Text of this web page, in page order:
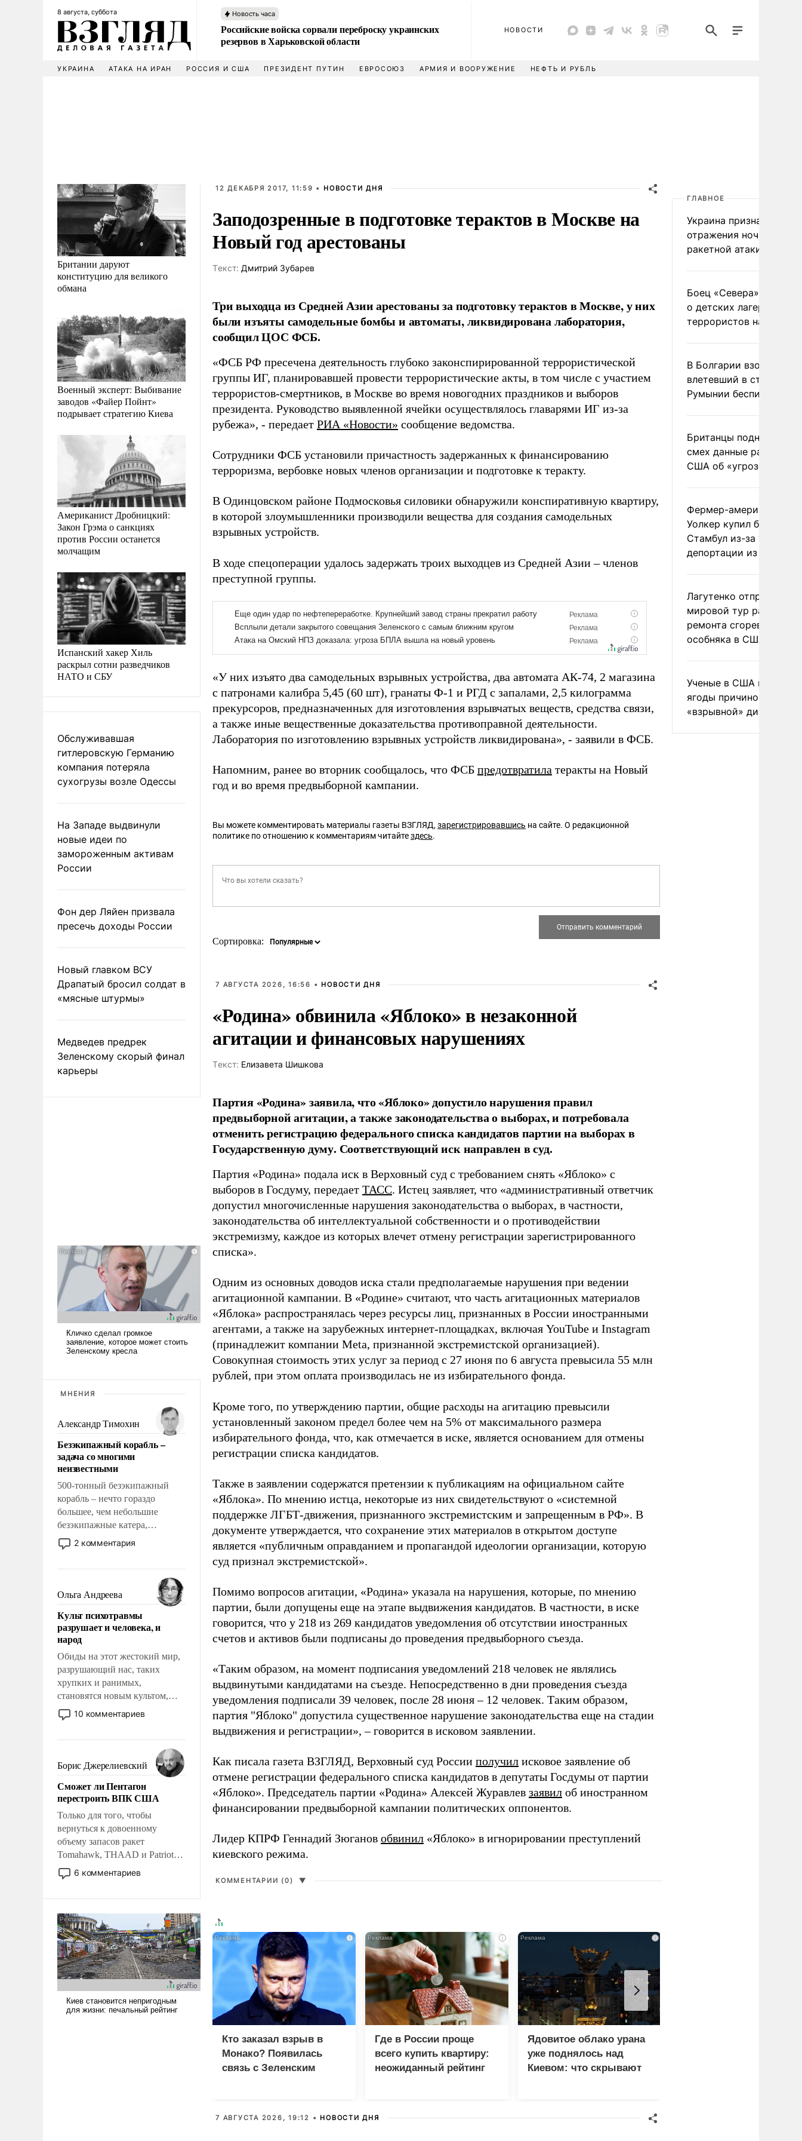
8 августа, суббота Новость часа
Российские войска сорвали переброску украинских
резервов в Харьковской области
НОВОСТИ
УКРАИНА АТАКА НА ИРАН РОССИЯ И США ПРЕЗИДЕНТ ПУТИН ЕВРОСОЮЗ АРМИЯ И ВООРУЖЕНИЕ НЕФТЬ И РУБЛЬ
Британии даруют
конституцию для великого
обмана
Военный эксперт: Выбивание
заводов «Файер Пойнт»
подрывает стратегию Киева
Американист Дробницкий:
Закон Грэма о санкциях
против России останется
молчащим
Испанский хакер Хиль
раскрыл сотни разведчиков
НАТО и СБУ
Обслуживавшая
гитлеровскую Германию
компания потеряла
сухогрузы возле Одессы
На Западе выдвинули
новые идеи по
замороженным активам
России
Фон дер Ляйен призвала
пресечь доходы России
Новый главком ВСУ
Драпатый бросил солдат в
«мясные штурмы»
Медведев предрек
Зеленскому скорый финал
карьеры
МНЕНИЯ
Александр Тимохин
Безэкипажный корабль –
задача со многими
неизвестными
500-тонный безэкипажный
корабль – нечто гораздо
большее, чем небольшие
безэкипажные катера,
применение которых уже
стало обыденностью. Задача по
сложна и амбициозна. Однако
и ее реализация радикально
поднимет наши боевые
возможности.
2 комментария
Ольга Андреева
Культ психотравмы
разрушает и человека, и
народ
Обиды на этот жестокий мир,
разрушающий нас, таких
хрупких и ранимых,
становятся новым культом,
постепенно вытесняя и
отменяя традиционное
мужественным и твердым под
ударами судьбы, брать на себя
ответственность, помогать
слабым, идти вперед и
адаптироваться.
10 комментариев
Борис Джерелиевский
Сможет ли Пентагон
перестроить ВПК США
Только для того, чтобы
вернуться к довоенному
объему запасов ракет
Tomahawk, THAAD и Patriot
США потребуется более трех
лет. Даже небольшая война с
Сложившаяся ситуация
означает многолетний период
уязвимости США, например,
перед Китаем.
6 комментариев
12 ДЕКАБРЯ 2017, 11:59 • НОВОСТИ ДНЯ
Заподозренные в подготовке терактов в Москве на
Новый год арестованы
Tекст: Дмитрий Зубарев
Три выходца из Средней Азии арестованы за подготовку терактов в Москве, у них
были изъяты самодельные бомбы и автоматы, ликвидирована лаборатория,
сообщил ЦОС ФСБ.
«ФСБ РФ пресечена деятельность глубоко законспирированной террористической
группы ИГ, планировавшей провести террористические акты, в том числе с участием
террористов-смертников, в Москве во время новогодних праздников и выборов
президента. Руководство выявленной ячейки осуществлялось главарями ИГ из-за
рубежа», - передает РИА «Новости» сообщение ведомства.
Сотрудники ФСБ установили причастность задержанных к финансированию
терроризма, вербовке новых членов организации и подготовке к теракту.
В Одинцовском районе Подмосковья силовики обнаружили конспиративную квартиру,
в которой злоумышленники производили вещества для создания самодельных
взрывных устройств.
В ходе спецоперации удалось задержать троих выходцев из Средней Азии – членов
преступной группы.
«У них изъято два самодельных взрывных устройства, два автомата АК-74, 2 магазина
с патронами калибра 5,45 (60 шт), гранаты Ф-1 и РГД с запалами, 2,5 килограмма
прекурсоров, предназначенных для изготовления взрывчатых веществ, средства связи,
а также иные вещественные доказательства противоправной деятельности.
Лаборатория по изготовлению взрывных устройств ликвидирована», - заявили в ФСБ.
Напомним, ранее во вторник сообщалось, что ФСБ предотвратила теракты на Новый
год и во время предвыборной кампании.
Вы можете комментировать материалы газеты ВЗГЛЯД, зарегистрировавшись на сайте. О редакционной
политике по отношению к комментариям читайтездесь.
Сортировка:
7 АВГУСТА 2026, 16:56 • НОВОСТИ ДНЯ
«Родина» обвинила «Яблоко» в незаконной
агитации и финансовых нарушениях
Tекст: Елизавета Шишкова
Партия «Родина» заявила, что «Яблоко» допустило нарушения правил
предвыборной агитации, а также законодательства о выборах, и потребовала
отменить регистрацию федерального списка кандидатов партии на выборах в
Государственную думу. Соответствующий иск направлен в суд.
Партия «Родина» подала иск в Верховный суд с требованием снять «Яблоко» с
выборов в Госдуму, передает ТАСС. Истец заявляет, что «административный ответчик
допустил многочисленные нарушения законодательства о выборах, в частности,
законодательства об интеллектуальной собственности и о противодействии
экстремизму, каждое из которых влечет отмену регистрации зарегистрированного
списка».
Одним из основных доводов иска стали предполагаемые нарушения при ведении
агитационной кампании. В «Родине» считают, что часть агитационных материалов
«Яблока» распространялась через ресурсы лиц, признанных в России иностранными
агентами, а также на зарубежных интернет-площадках, включая YouTube и Instagram
(принадлежит компании Meta, признанной экстремистской организацией).
Совокупная стоимость этих услуг за период с 27 июня по 6 августа превысила 55 млн
рублей, при этом оплата производилась не из избирательного фонда.
Кроме того, по утверждению партии, общие расходы на агитацию превысили
установленный законом предел более чем на 5% от максимального размера
избирательного фонда, что, как отмечается в иске, является основанием для отмены
регистрации списка кандидатов.
Также в заявлении содержатся претензии к публикациям на официальном сайте
«Яблока». По мнению истца, некоторые из них свидетельствуют о «системной
поддержке ЛГБТ-движения, признанного экстремистским и запрещенным в РФ». В
документе утверждается, что сохранение этих материалов в открытом доступе
является «публичным оправданием и пропагандой идеологии организации, которую
суд признал экстремистской».
Помимо вопросов агитации, «Родина» указала на нарушения, которые, по мнению
партии, были допущены еще на этапе выдвижения кандидатов. В частности, в иске
говорится, что у 218 из 269 кандидатов уведомления об отсутствии иностранных
счетов и активов были подписаны до проведения предвыборного съезда.
«Таким образом, на момент подписания уведомлений 218 человек не являлись
выдвинутыми кандидатами на съезде. Непосредственно в дни проведения съезда
уведомления подписали 39 человек, после 28 июня – 12 человек. Таким образом,
партия "Яблоко" допустила существенное нарушение законодательства еще на стадии
выдвижения и регистрации», – говорится в исковом заявлении.
Как писала газета ВЗГЛЯД, Верховный суд России получил исковое заявление об
отмене регистрации федерального списка кандидатов в депутаты Госдумы от партии
«Яблоко». Председатель партии «Родина» Алексей Журавлев заявил об иностранном
финансировании предвыборной кампании политических оппонентов.
Лидер КПРФ Геннадий Зюганов обвинил «Яблоко» в игнорировании преступлений
киевского режима.
КОММЕНТАРИИ (0) ▼
i
Кто заказал взрыв в
Монако? Появилась
связь с Зеленским
i
Где в России проще
всего купить квартиру:
неожиданный рейтинг
i
Ядовитое облако урана
уже поднялось над
Киевом: что скрывают
7 АВГУСТА 2026, 19:12 • НОВОСТИ ДНЯ
ГЛАВНОЕ
Украина признала
отражения ночной
ракетной атаки
Боец «Севера»
о детских лагерях
террористов на
В Болгарии взорвался
влетевший в страну из
Румынии беспилотник
Британцы подняли на
смех данные разведки
США об «угрозе
Фермер-американец
Уолкер купил билет в
Стамбул из-за угрозы
депортации из России
Лагутенко отправился в
мировой тур ради
ремонта сгоревшего
особняка в США
Ученые в США назвали
ягоды причиной
«взрывной» диареи